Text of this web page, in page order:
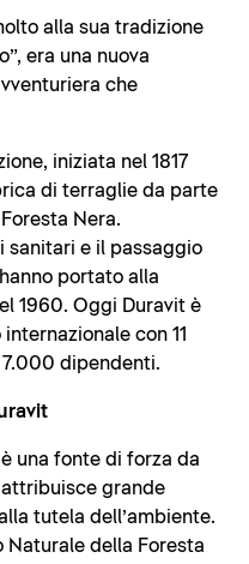
alla sua tradizione
era una nuova
che
iniziata nel 1817
di terraglie da parte
Nera.
sanitari e il passaggio
portato alla
1960. Oggi Duravit è
con 11
dipendenti.
una fonte di forza da
attribuisce grande
tutela dell’ambiente.
Naturale della Foresta